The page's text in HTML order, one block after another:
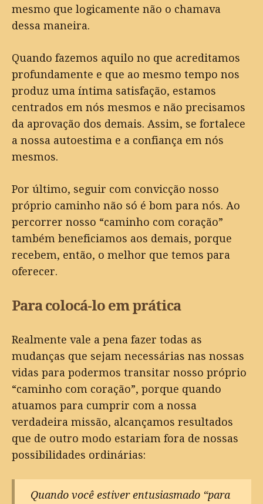
mesmo que logicamente não o chamava
dessa maneira.
Quando fazemos aquilo no que acreditamos
profundamente e que ao mesmo tempo nos
produz uma íntima satisfação, estamos
centrados em nós mesmos e não precisamos
da aprovação dos demais. Assim, se fortalece
a nossa autoestima e a confiança em nós
mesmos.
Por último, seguir com convicção nosso
próprio caminho não só é bom para nós. Ao
percorrer nosso “caminho com coração”
também beneficiamos aos demais, porque
recebem, então, o melhor que temos para
oferecer.
Para colocá-lo em prática
Realmente vale a pena fazer todas as
mudanças que sejam necessárias nas nossas
vidas para podermos transitar nosso próprio
“caminho com coração”, porque quando
atuamos para cumprir com a nossa
verdadeira missão, alcançamos resultados
que de outro modo estariam fora de nossas
possibilidades ordinárias:
Quando você estiver entusiasmado “para